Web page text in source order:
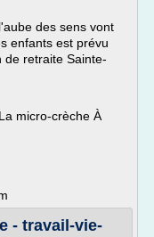
des sens vont
enfants est prévu
de retraite Sainte-
micro-crèche À
- travail-vie-